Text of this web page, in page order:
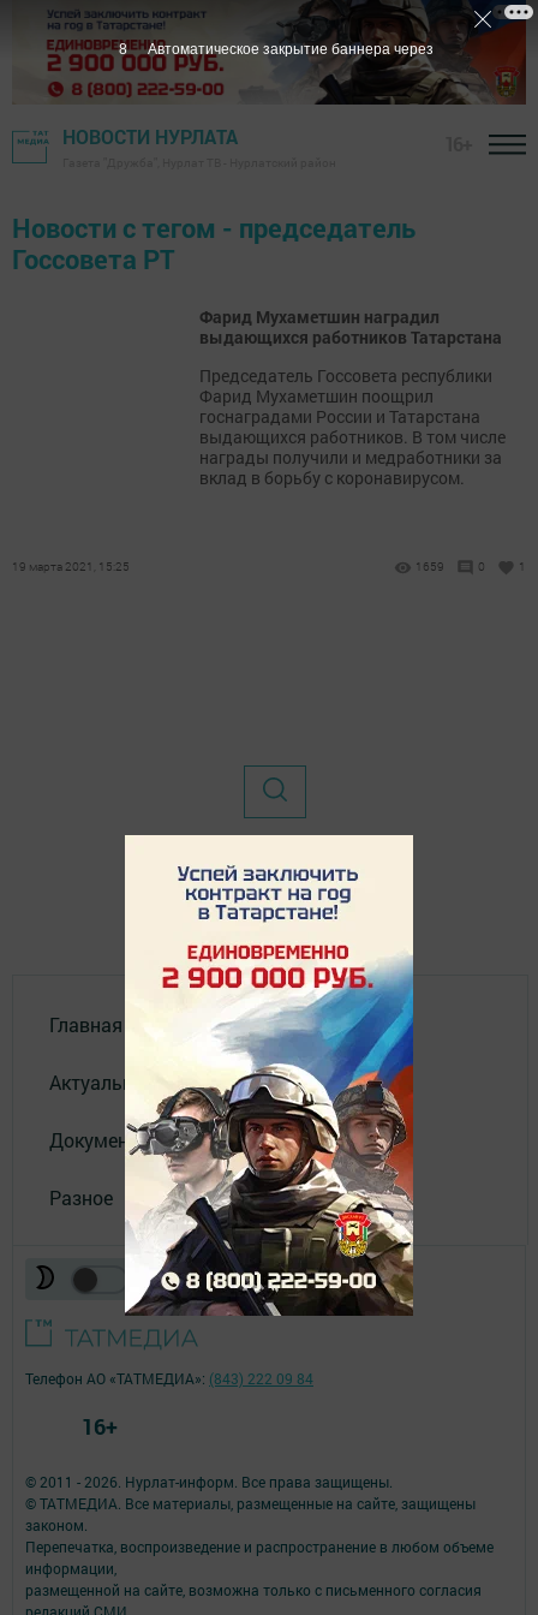
НОВОСТИ НУРЛАТА
Новости с тегом - председатель
Госсовета РТ
Фарид Мухаметшин наградил
выдающихся работников Татарстана
​​​​​​​Председатель Госсовета республики
Фарид Мухаметшин поощрил
госнаградами России и Татарстана
выдающихся работников. В том числе
награды получили и медработники за
вклад в борьбу с коронавирусом.
19 марта 2021, 15:25 1659 0 1
Главная
Актуальное видео
Документы
Разное
© 2011 - 2026. Нурлат-⁠информ. Все права защищены.
© ТАТМЕДИА. Все материалы, размещенные на сайте, защищены
законом.
Перепечатка, воспроизведение и распространение в любом объеме
информации,
размещенной на сайте, возможна только с письменного согласия
редакций СМИ.
Телефон АО «ТАТМЕДИА»: (843) 222 09 84
16+
7 Автоматическое закрытие баннера через